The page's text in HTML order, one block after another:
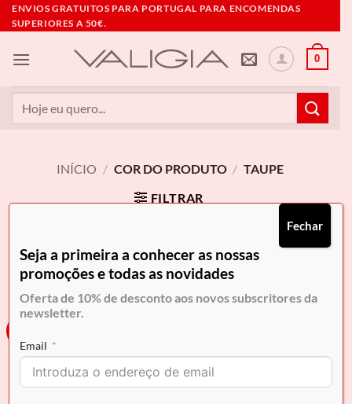
Skip
to
ENVIOS GRATUITOS PARA PORTUGAL PARA ENCOMENDAS
SUPERIORES A 50€.
0
INÍCIO / COR DO PRODUTO / TAUPE
FILTRAR
Seja a primeira a conhecer as nossas
promoções e todas as novidades
Oferta de 10% de desconto aos novos subscritores da
newsletter.
Email
Fechar